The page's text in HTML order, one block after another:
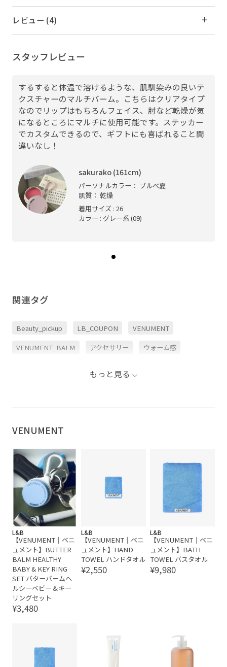
レビュー (4)
スタッフレビュー
するすると体温で溶けるような、肌馴染みの良いテ
クスチャーのマルチバーム。こちらはクリアタイプ
なのでリップはもちろんフェイス、肘など乾燥が気
になるところにマルチに使用可能です。ステッカー
でカスタムできるので、ギフトにも喜ばれること間
違いなし！
sakurako (161cm)
パーソナルカラー： ブルべ夏
肌質： 乾燥
着用サイズ : 26
カラー : グレー系 (09)
関連タグ
Beauty_pickup LB_COUPON VENUMENT
VENUMENT_BALM アクセサリー ウォーム感
ミニコスメ 保湿ケア 韓国コスメ 韓国ブランド
もっと見る
VENUMENT
L&B
【VENUMENT｜ベニ
ュメント】BUTTER
BALM HEALTHY
BABY & KEY RING
SET バターバームヘ
ルシーベビー＆キー
リングセット
¥3,480
L&B
【VENUMENT｜ベニ
ュメント】HAND
TOWEL ハンドタオル
¥2,550
L&B
【VENUMENT｜ベニ
ュメント】BATH
TOWEL バスタオル
¥9,980